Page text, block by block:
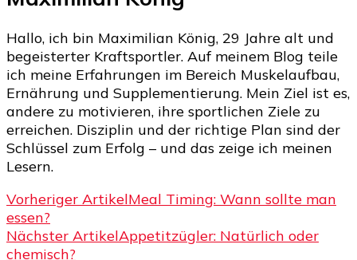
Hallo, ich bin Maximilian König, 29 Jahre alt und
begeisterter Kraftsportler. Auf meinem Blog teile
ich meine Erfahrungen im Bereich Muskelaufbau,
Ernährung und Supplementierung. Mein Ziel ist es,
andere zu motivieren, ihre sportlichen Ziele zu
erreichen. Disziplin und der richtige Plan sind der
Schlüssel zum Erfolg – und das zeige ich meinen
Lesern.
Beitragsnavigation
Vorheriger ArtikelMeal Timing: Wann sollte man
essen?
Nächster ArtikelAppetitzügler: Natürlich oder
chemisch?